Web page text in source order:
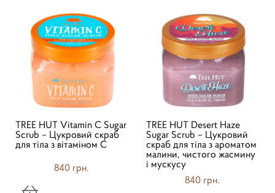
TREE HUT Vitamin C Sugar
Scrub – Цукровий скраб
для тіла з вітаміном С
840 грн.
TREE HUT Desert Haze
Sugar Scrub – Цукровий
скраб для тіла з ароматом
малини, чистого жасмину
і мускусу
840 грн.